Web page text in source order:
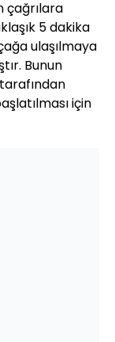
çağrılara
5 dakika
ulaşılmaya
Bunun
için